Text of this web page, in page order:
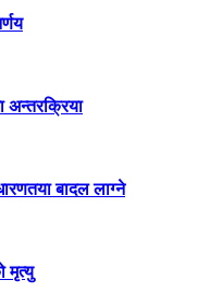
अन्तरक्रिया
बादल लाग्ने
मृत्यु